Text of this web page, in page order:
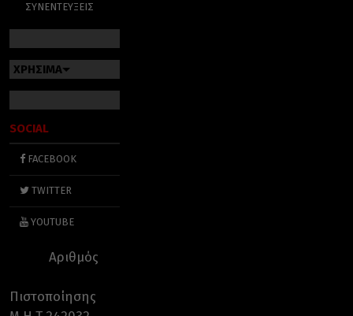
ΣΥΝΕΝΤΕΥΞΕΙΣ
ΧΡΗΣΙΜΑ
SOCIAL
FACEBOOK
TWITTER
YOUTUBE
Αριθμός
Πιστοποίησης